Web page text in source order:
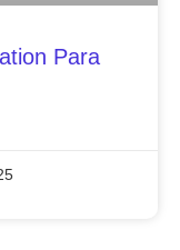
Para